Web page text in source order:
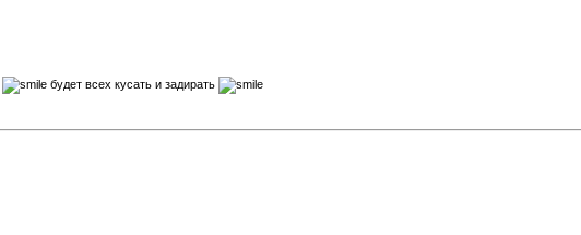
будет всех кусать и задирать